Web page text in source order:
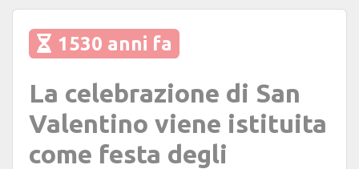
1530 anni fa
La celebrazione di San
Valentino viene istituita
come festa degli